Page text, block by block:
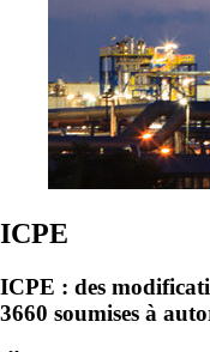
ICPE
ICPE : des
3660 soumises à